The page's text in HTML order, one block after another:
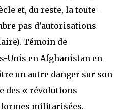
et, du reste, la toute-
pas d’autorisations
Témoin de
Unis en Afghanistan en
un autre danger sur son
des « révolutions
militarisées.